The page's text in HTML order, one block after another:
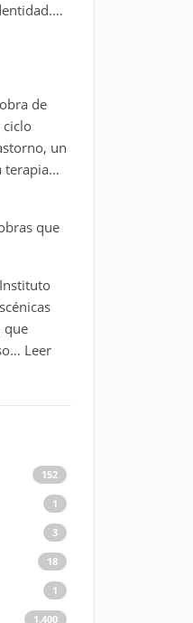
de
un
terapia…
que
que
Leer
152
1
3
18
1
1.400